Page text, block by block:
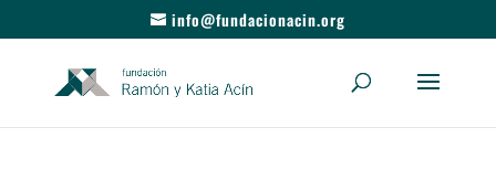
info@fundacionacin.org